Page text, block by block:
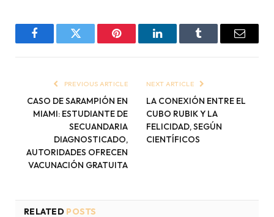
FacebookTwitter Pinterest LinkedInTumblr Email
PREVIOUS ARTICLE
CASO DE SARAMPIÓN EN
MIAMI: ESTUDIANTE DE
SECUANDARIA
DIAGNOSTICADO,
AUTORIDADES OFRECEN
VACUNACIÓN GRATUITA
NEXT ARTICLE
LA CONEXIÓN ENTRE EL
CUBO RUBIK Y LA
FELICIDAD, SEGÚN
CIENTÍFICOS
RELATED POSTS